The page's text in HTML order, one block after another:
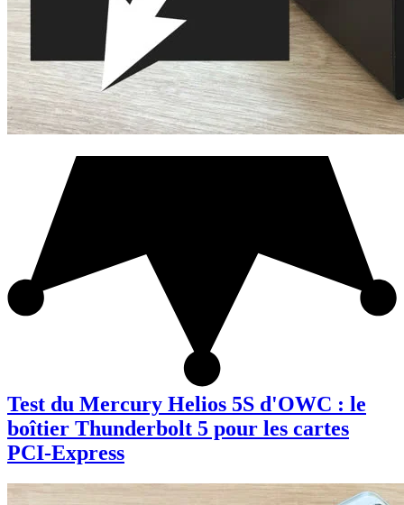
Test du Mercury Helios 5S d'OWC : le
boîtier Thunderbolt 5 pour les cartes
PCI-Express